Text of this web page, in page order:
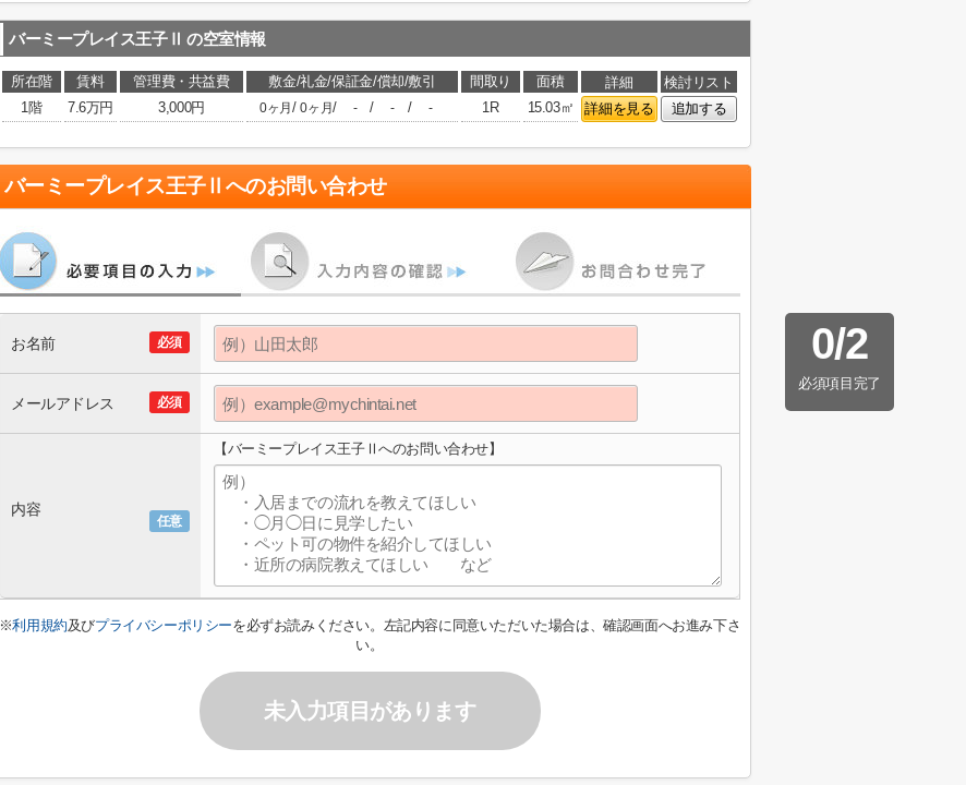
バーミープレイス王子Ⅱ の空室情報
所在階 賃料 管理費・共益費 敷金/礼金/保証金/償却/敷引 間取り 面積 詳細
検討リスト
1階
7.6万円 3,000円 0ヶ月/0ヶ月/ - / - / - 1R 15.03㎡ 詳細を見る 追加する
バーミープレイス王子Ⅱ へのお問い合わせ
0/2
必須項目完了
必須
お名前
必須
メールアドレス
任意
内容
【バーミープレイス王子Ⅱへのお問い合わせ】
※利用規約及びプライバシーポリシーを必ずお読みください。左記内容に同意いただいた場合は、確認画面へお進み下さ
い。
未入力項目があります